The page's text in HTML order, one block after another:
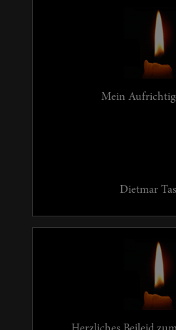
Mein
Dietmar